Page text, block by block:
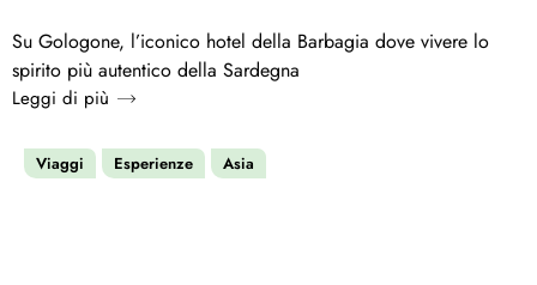
Su Gologone, l’iconico hotel della Barbagia dove vivere lo
spirito più autentico della Sardegna
Leggi di più
Viaggi Esperienze Asia